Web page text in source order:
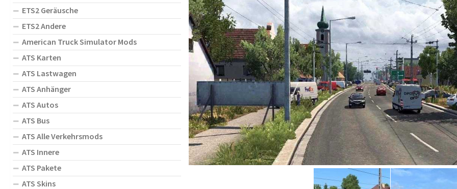
ETS2 Geräusche
ETS2 Andere
American Truck Simulator Mods
ATS Karten
ATS Lastwagen
ATS Anhänger
ATS Autos
ATS Bus
ATS Alle Verkehrsmods
ATS Innere
ATS Pakete
ATS Skins